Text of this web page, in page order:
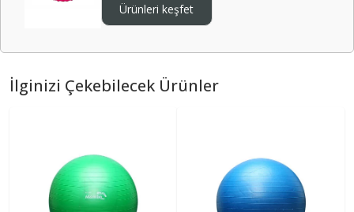
Ürünleri keşfet
İlginizi Çekebilecek Ürünler